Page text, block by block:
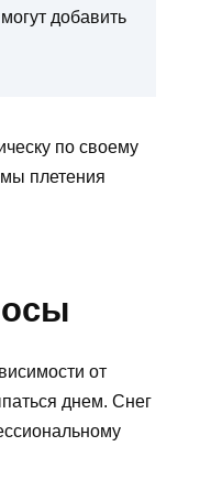
добавить
по своему
плетения
от
днем. Снег